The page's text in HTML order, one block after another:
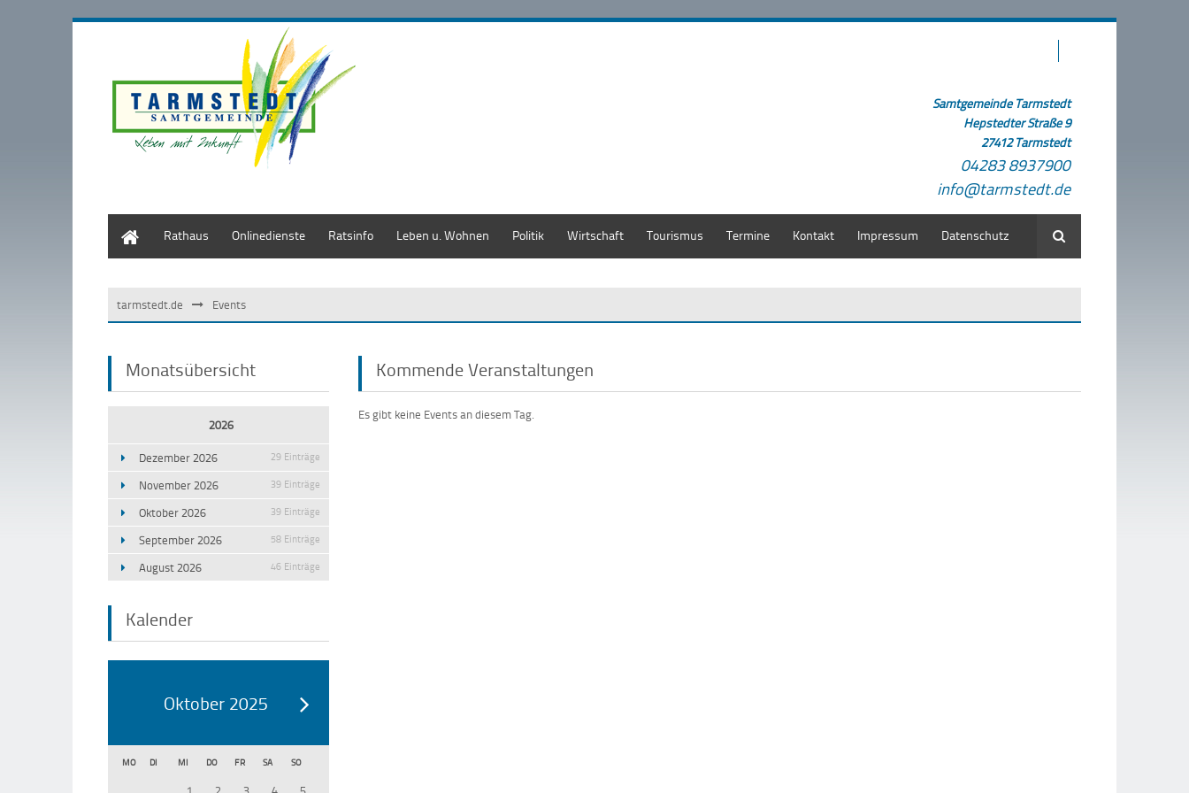
Samtgemeinde Tarmstedt
Hepstedter Straße 9
27412 Tarmstedt
04283 8937900
info@tarmstedt.de
Rathaus Onlinedienste Ratsinfo Leben u. Wohnen Politik Wirtschaft Tourismus Termine Kontakt Impressum Datenschutz Suche
tarmstedt.de Events
Monatsübersicht
2026
Dezember 2026 29 Einträge
November 2026 39 Einträge
Oktober 2026 39 Einträge
September 2026 58 Einträge
August 2026 46 Einträge
Kalender
Oktober 2025
MO DI MI DO FR SA SO
Kommende Veranstaltungen
Es gibt keine Events an diesem Tag.